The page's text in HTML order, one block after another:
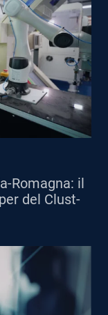
Romagna: il
del Clust-